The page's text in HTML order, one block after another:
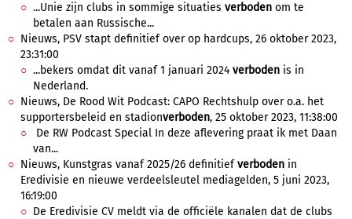
...Unie zijn clubs in sommige situaties verboden om te
betalen aan Russische...
Nieuws, PSV stapt definitief over op hardcups, 26 oktober 2023,
23:31:00
...bekers omdat dit vanaf 1 januari 2024 verboden is in
Nederland.
Nieuws, De Rood Wit Podcast: CAPO Rechtshulp over o.a. het
supportersbeleid en stadionverboden, 25 oktober 2023, 11:38:00
De RW Podcast Special In deze aflevering praat ik met Daan
van...
Nieuws, Kunstgras vanaf 2025/26 definitiefverboden in
Eredivisie en nieuwe verdeelsleutel mediagelden, 5 juni 2023,
16:19:00
De Eredivisie CV meldt via de officiële kanalen dat de clubs